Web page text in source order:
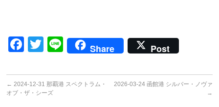
Facebook
Twitter
LineShare Post
← 2024-12-31 那覇港 スペクトラム・
オブ・ザ・シーズ
2026-03-24 函館港 シルバー・ノヴァ
→